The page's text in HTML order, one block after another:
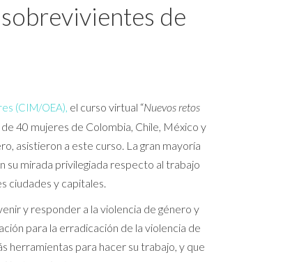
de
(CIM/OEA), el curso virtual “Nuevos retos
40 mujeres de Colombia, Chile, México y
asistieron a este curso. La gran mayoría
su mirada privilegiada respecto al trabajo
ciudades y capitales.
y responder a la violencia de género y
para la erradicación de la violencia de
herramientas para hacer su trabajo, y que